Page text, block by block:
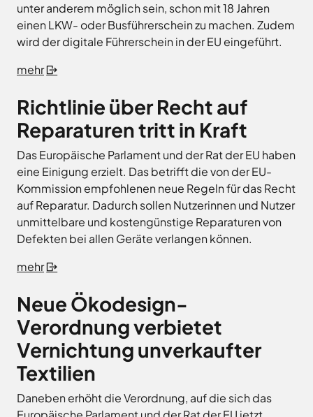
unter anderem möglich sein, schon mit 18 Jahren
einen LKW- oder Busführerschein zu machen. Zudem
wird der digitale Führerschein in der EU eingeführt.
mehr
Richtlinie über Recht auf
Reparaturen tritt in Kraft
Das Europäische Parlament und der Rat der EU haben
eine Einigung erzielt. Das betrifft die von der EU-
Kommission empfohlenen neue Regeln für das Recht
auf Reparatur. Dadurch sollen Nutzerinnen und Nutzer
unmittelbare und kostengünstige Reparaturen von
Defekten bei allen Geräte verlangen können.
mehr
Neue Ökodesign-
Verordnung verbietet
Vernichtung unverkaufter
Textilien
Daneben erhöht die Verordnung, auf die sich das